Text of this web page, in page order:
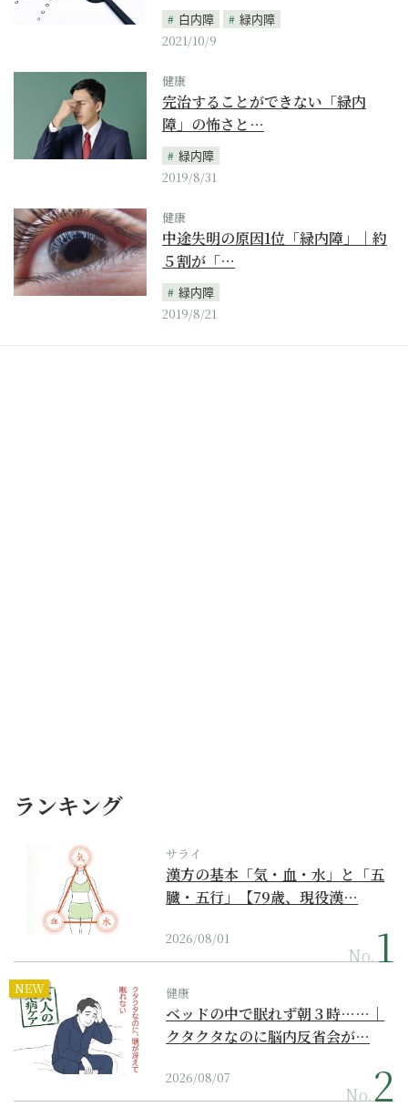
白内障
緑内障
2021/10/9
健康
完治することができない「緑内
障」の怖さと…
緑内障
2019/8/31
健康
中途失明の原因1位「緑内障」｜約
５割が「…
緑内障
2019/8/21
ランキング
サライ
漢方の基本「気・血・水」と「五
臓・五行」【79歳、現役漢…
2026/08/01
No.
NEW 健康
ベッドの中で眠れず朝３時……｜
クタクタなのに脳内反省会が…
2026/08/07
No.